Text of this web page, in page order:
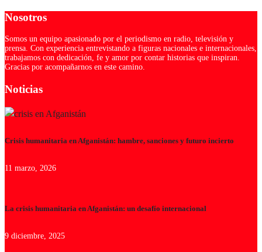
Nosotros
Somos un equipo apasionado por el periodismo en radio, televisión y
prensa. Con experiencia entrevistando a figuras nacionales e internacionales,
trabajamos con dedicación, fe y amor por contar historias que inspiran.
Gracias por acompañarnos en este camino.
Noticias
Crisis humanitaria en Afganistán: hambre, sanciones y futuro incierto
11 marzo, 2026
La crisis humanitaria en Afganistán: un desafío internacional
9 diciembre, 2025